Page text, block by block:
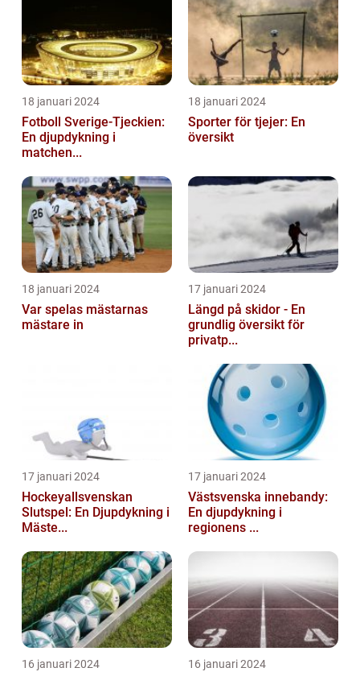
18 januari 2024
Fotboll Sverige-Tjeckien:
En djupdykning i
matchen...
18 januari 2024
Sporter för tjejer: En
översikt
18 januari 2024
Var spelas mästarnas
mästare in
17 januari 2024
Längd på skidor - En
grundlig översikt för
privatp...
17 januari 2024
Hockeyallsvenskan
Slutspel: En Djupdykning i
Mäste...
17 januari 2024
Västsvenska innebandy:
En djupdykning i
regionens ...
16 januari 2024 16 januari 2024